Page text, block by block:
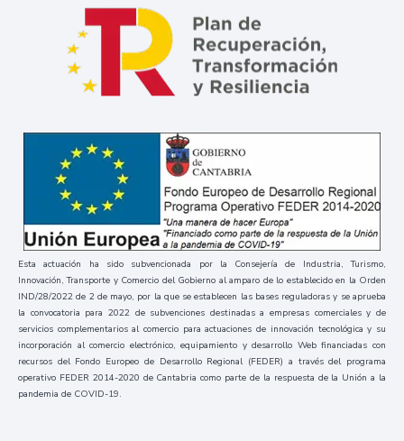
Esta actuación ha sido subvencionada por la Consejería de Industria, Turismo,
Innovación, Transporte y Comercio del Gobierno al amparo de lo establecido en la Orden
IND/28/2022 de 2 de mayo, por la que se establecen las bases reguladoras y se aprueba
la convocatoria para 2022 de subvenciones destinadas a empresas comerciales y de
servicios complementarios al comercio para actuaciones de innovación tecnológica y su
incorporación al comercio electrónico, equipamiento y desarrollo Web financiadas con
recursos del Fondo Europeo de Desarrollo Regional (FEDER) a través del programa
operativo FEDER 2014-2020 de Cantabria como parte de la respuesta de la Unión a la
pandemia de COVID-19.